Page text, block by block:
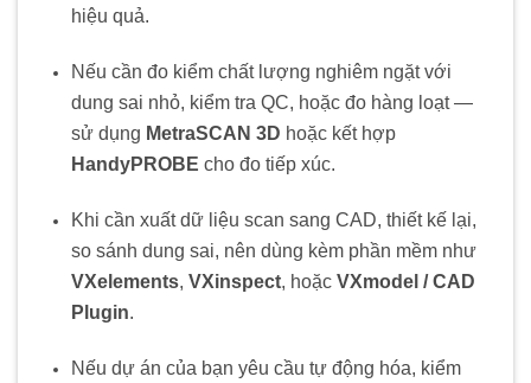
hiệu quả.
Nếu cần đo kiểm chất lượng nghiêm ngặt với
dung sai nhỏ, kiểm tra QC, hoặc đo hàng loạt —
sử dụng MetraSCAN 3D hoặc kết hợp
HandyPROBE cho đo tiếp xúc.
Khi cần xuất dữ liệu scan sang CAD, thiết kế lại,
so sánh dung sai, nên dùng kèm phần mềm như
VXelements, VXinspect, hoặc VXmodel / CAD
Plugin.
Nếu dự án của bạn yêu cầu tự động hóa, kiểm